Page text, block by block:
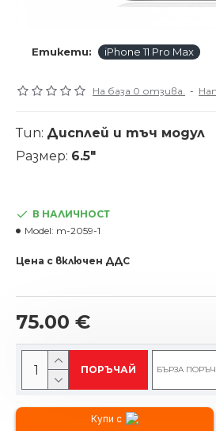
Етикети: iPhone 11 Pro Max
На база 0 отзива. -
75.00 €
В НАЛИЧНОСТ
Model: m-2059-1
Цена с включен ДДС
ПОРЪЧАЙ БЪРЗА
Купи с
Тип: Дисплей и тъч модул
Размер: 6.5"